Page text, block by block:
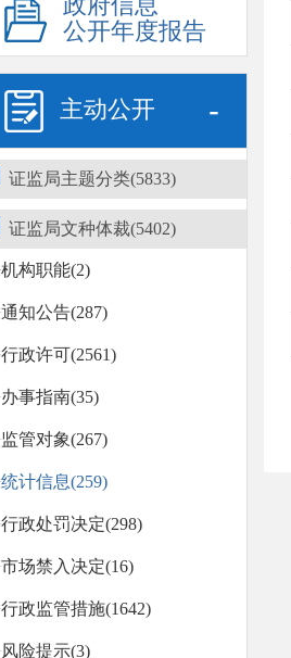
公开年度报告
主动公开 -
证监局主题分类(5833)
证监局文种体裁(5402)
机构职能(2)
通知公告(287)
行政许可(2561)
办事指南(35)
监管对象(267)
统计信息(259)
行政处罚决定(298)
市场禁入决定(16)
行政监管措施(1642)
风险提示(3)